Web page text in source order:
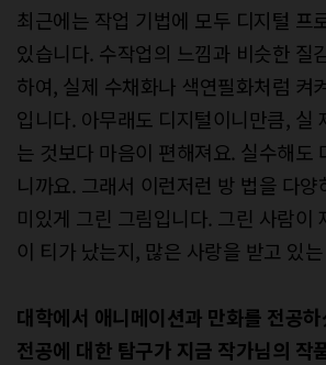
최근에는 작업 기법에 모두 디지털 프
있습니다. 수작업의 느낌과 비슷한 질
하여, 실제 수채화나 색연필화처럼 켜
입니다. 아무래도 디지털이니만큼, 실
는 것보다 마음이 편해져요. 실수해도
니까요. 그래서 이런저런 방 법을 다양
미있게 그린 그림입니다. 그린 사람이
이 티가 났는지, 많은 사랑을 받고 있
대학에서 애니메이션과 만화를 전공
전공에 대한 탐구가 지금 작가님의 작